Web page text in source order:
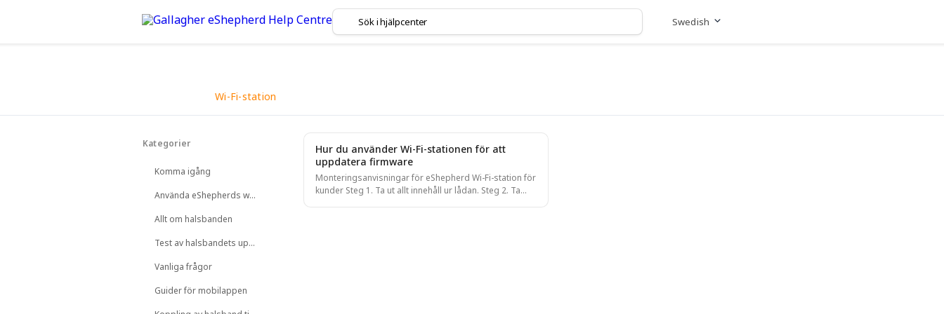
Swedish
Wi-Fi-station
Används för firmware-uppdateringar av dina LoRa-
Kategorier
Komma igång
Använda eShepherds webbapp
Allt om halsbanden
Test av halsbandets uppkoppling
Vanliga frågor
Guider för mobilappen
Hur du använder Wi-Fi-stationen för att
uppdatera firmware
Monteringsanvisningar för eShepherd Wi-Fi-station för
kunder Steg 1. Ta ut allt innehåll ur lådan. Steg 2. Ta